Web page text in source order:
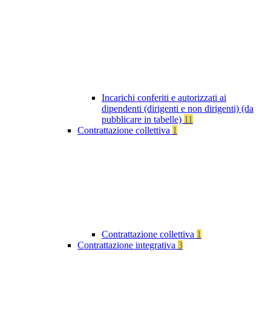
Incarichi conferiti e autorizzati ai
dipendenti (dirigenti e non dirigenti) (da
pubblicare in tabelle) 11
Contrattazione collettiva 1
Contrattazione collettiva 1
Contrattazione integrativa 3